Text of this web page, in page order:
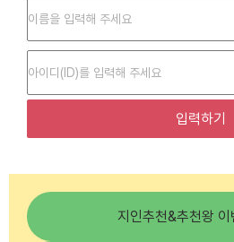
입력하기
지인추천&추천왕 이